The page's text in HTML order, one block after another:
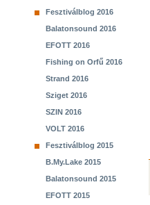
Fesztiválblog 2016
Balatonsound 2016
EFOTT 2016
Fishing on Orfű 2016
Strand 2016
Sziget 2016
SZIN 2016
VOLT 2016
Fesztiválblog 2015
B.My.Lake 2015
Balatonsound 2015
EFOTT 2015